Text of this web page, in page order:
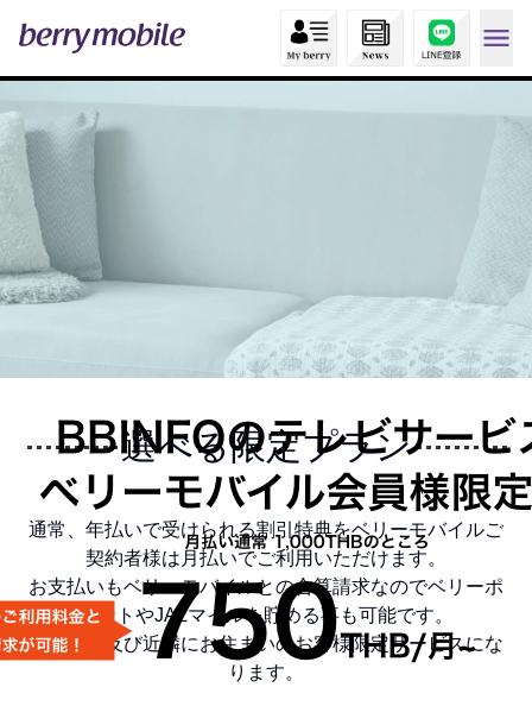
選べる限定プラン
通常、年払いで受けられる割引特典をベリーモバイルご
契約者様は月払いでご利用いただけます。
お支払いもベリーモバイルとの合算請求なのでベリーポ
イントやJALマイルを貯める事も可能です。
バンコク及び近隣にお住まいのお客様限定サービスにな
ります。